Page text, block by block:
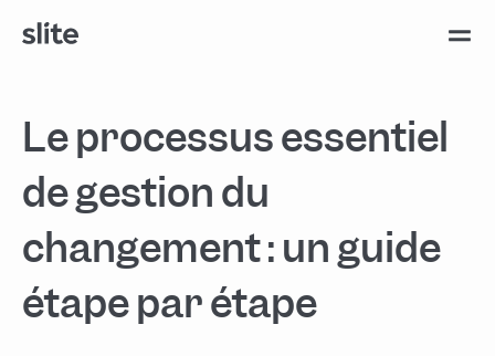
Le processus essentiel
de gestion du
changement : un guide
étape par étape